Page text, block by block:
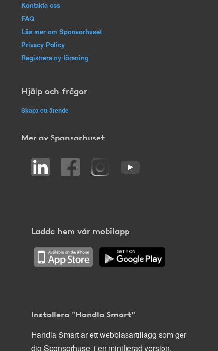
Kontakta oss
FAQ
Läs mer om Sponsorhuset
Privacy Policy
Registrera ny förening
Hjälp och frågor
Skapa ett ärende
Mer av Sponsorhuset
Ladda hem vår mobilapp
Installera "Handla Smart"
Handla Smart är ett webbläsartillägg som ger
dig Sponsorhuset i en minifierad version,